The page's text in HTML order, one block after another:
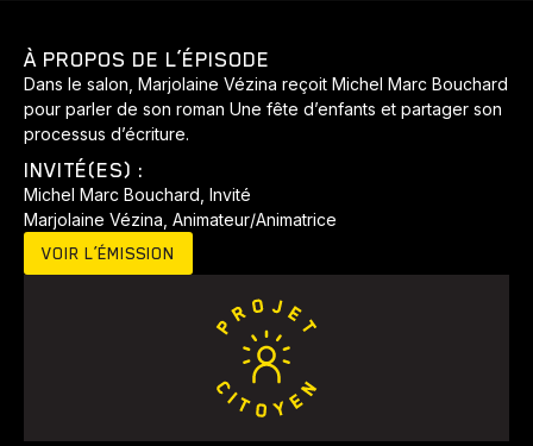
À PROPOS DE L’ÉPISODE
Dans le salon, Marjolaine Vézina reçoit Michel Marc Bouchard
pour parler de son roman Une fête d’enfants et partager son
processus d’écriture.
INVITÉ(ES) :
Michel Marc Bouchard, Invité
Marjolaine Vézina, Animateur/Animatrice
VOIR L’ÉMISSION